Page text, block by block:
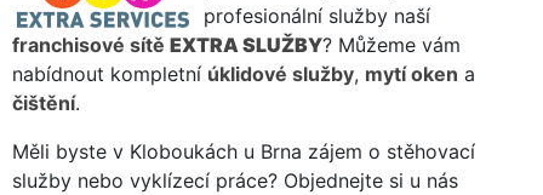
profesionální služby naší
franchisové sítě EXTRA SLUŽBY? Můžeme vám
nabídnout kompletní úklidové služby, mytí oken a
čištění.
Měli byste v Kloboukách u Brna zájem o stěhovací
služby nebo vyklízecí práce? Objednejte si u nás